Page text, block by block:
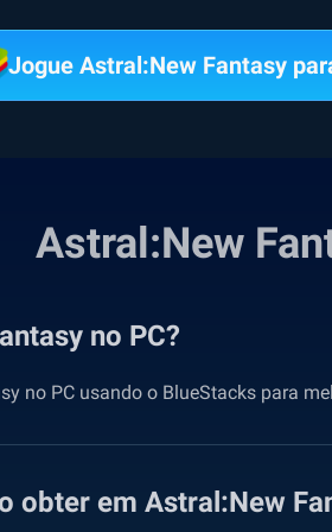
Jogue Astral:New Fantasy
Astral:New
no PC?
no PC usando o BlueStacks para
obter em Astral:New